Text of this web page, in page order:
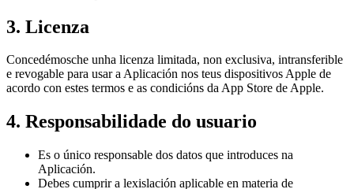
3. Licenza
Concedémosche unha licenza limitada, non exclusiva, intransferible
e revogable para usar a Aplicación nos teus dispositivos Apple de
acordo con estes termos e as condicións da App Store de Apple.
4. Responsabilidade do usuario
Es o único responsable dos datos que introduces na
Aplicación.
Debes cumprir a lexislación aplicable en materia de